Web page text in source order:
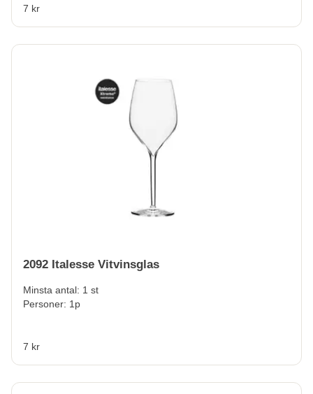
7 kr
2092 Italesse Vitvinsglas
Minsta antal: 1 st
Personer: 1p
7 kr